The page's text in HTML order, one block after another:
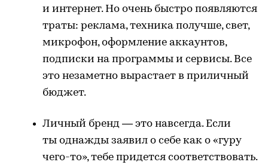
и интернет. Но очень быстро появляются
траты: реклама, техника получше, свет,
микрофон, оформление аккаунтов,
подписки на программы и сервисы. Все
это незаметно вырастает в приличный
бюджет.
Личный бренд — это навсегда. Если
ты однажды заявил о себе как о «гуру
чего-то», тебе придется соответствовать.